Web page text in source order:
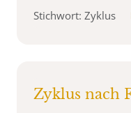
Stichwort: Zyklus
Zyklus nach